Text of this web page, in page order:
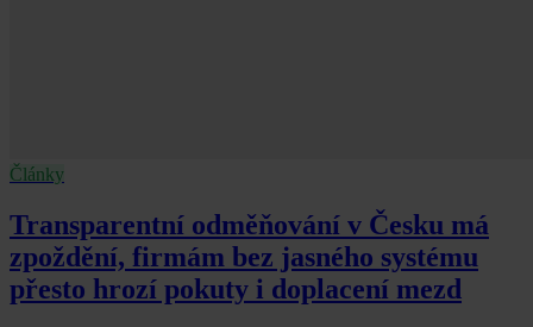
Články
Transparentní odměňování v Česku má
zpoždění, firmám bez jasného systému
přesto hrozí pokuty i doplacení mezd